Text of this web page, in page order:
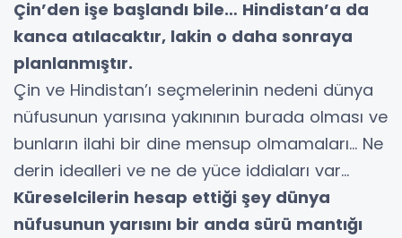
Çin’den işe başlandı bile… Hindistan’a da
kanca atılacaktır, lakin o daha sonraya
planlanmıştır.
Çin ve Hindistan’ı seçmelerinin nedeni dünya
nüfusunun yarısına yakınının burada olması ve
bunların ilahi bir dine mensup olmamaları… Ne
derin idealleri ve ne de yüce iddiaları var…
Küreselcilerin hesap ettiği şey dünya
nüfusunun yarısını bir anda sürü mantığı